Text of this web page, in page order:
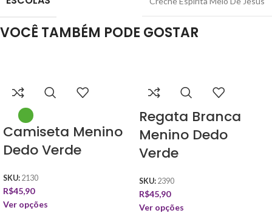
VOCÊ TAMBÉM PODE GOSTAR
Camiseta Menino
Dedo Verde
SKU: 2130
R$45,90
Ver opções
Regata Branca
Menino Dedo
Verde
SKU: 2390
R$45,90
Ver opções